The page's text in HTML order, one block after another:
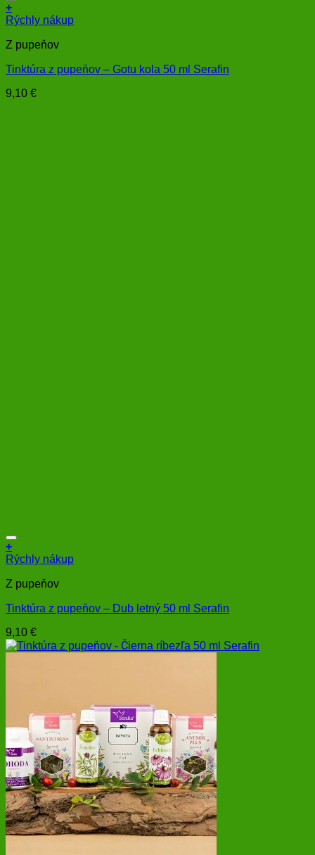
+
Rýchly nákup
Z pupeňov
Tinktúra z pupeňov – Gotu kola 50 ml Serafin
9,10 €
+
Rýchly nákup
Z pupeňov
Tinktúra z pupeňov – Dub letný 50 ml Serafin
9,10 €